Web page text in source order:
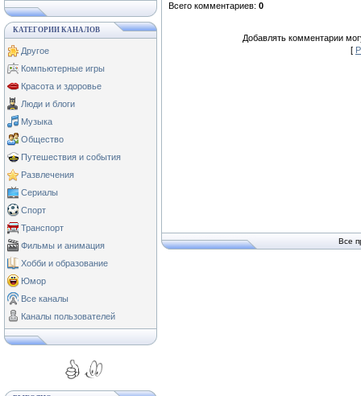
КАТЕГОРИИ КАНАЛОВ
Другое
Компьютерные игры
Красота и здоровье
Люди и блоги
Музыка
Общество
Путешествия и события
Развлечения
Сериалы
Спорт
Транспорт
Фильмы и анимация
Хобби и образование
Юмор
Все каналы
Каналы пользователей
Всего комментариев: 0
Добавлять комментарии
[
Все